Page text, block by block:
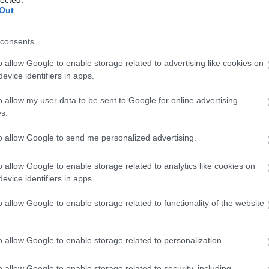
allow Google to enable storage related to advertising like cookies on
identifiers in apps.
allow my user data to be sent to Google for online advertising
allow Google to send me personalized advertising.
allow Google to enable storage related to analytics like cookies on
identifiers in apps.
allow Google to enable storage related to functionality of the website
allow Google to enable storage related to personalization.
sorozat esténként látható az RTL Klubon. A
éjjelre szorulásával (majd egy kábeladóra
a tévécsatorna főműsoridejéből. Az előző
sikerével, a Doktor Murphyvel azonban visszatér
A sorozat premierje július 19-én, csütörtökön
majd látható az első, tizennyolc epizódos évad. A
ismertté váló Freddie Highmore
M4